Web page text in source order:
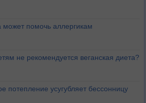
может помочь аллергикам
не рекомендуется веганская диета?
потепление усугубляет бессонницу